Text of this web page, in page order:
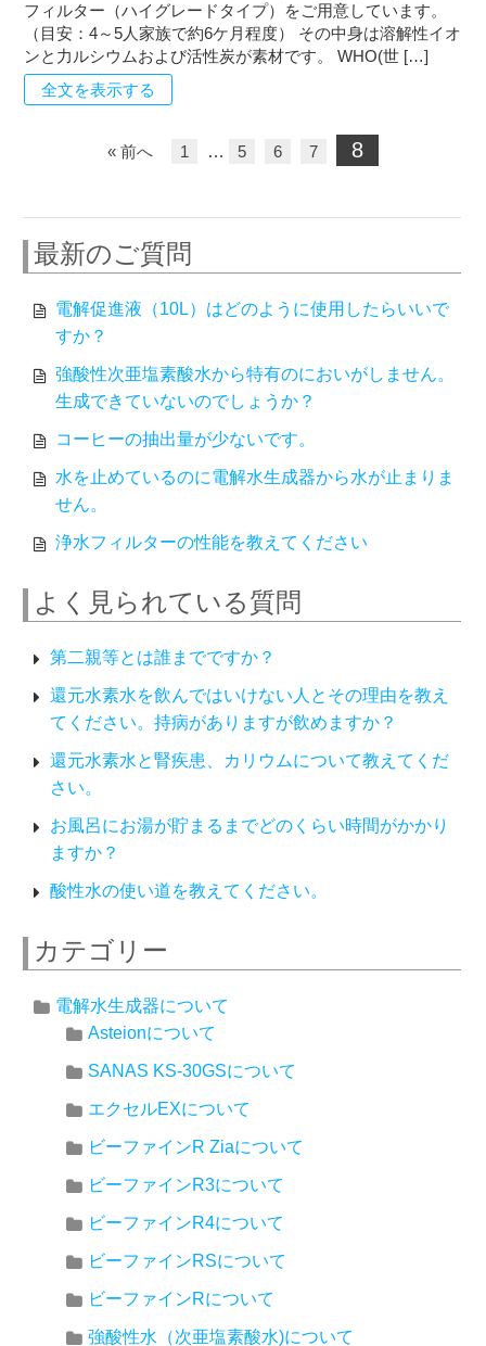
フィルター（ハイグレードタイプ）をご用意しています。
（目安：4～5人家族で約6ケ月程度） その中身は溶解性イオ
ンと力ルシウムおよび活性炭が素材です。 WHO(世 […]
全文を表示する
« 前へ 1 … 5 6 7 8
最新のご質問
電解促進液（10L）はどのように使用したらいいで
すか？
強酸性次亜塩素酸水から特有のにおいがしません。
生成できていないのでしょうか？
コーヒーの抽出量が少ないです。
水を止めているのに電解水生成器から水が止まりま
せん。
浄水フィルターの性能を教えてください
よく見られている質問
第二親等とは誰までですか？
還元水素水を飲んではいけない人とその理由を教え
てください。持病がありますが飲めますか？
還元水素水と腎疾患、カリウムについて教えてくだ
さい。
お風呂にお湯が貯まるまでどのくらい時間がかかり
ますか？
酸性水の使い道を教えてください。
カテゴリー
電解水生成器について
Asteionについて
SANAS KS-30GSについて
エクセルEXについて
ビーファインR Ziaについて
ビーファインR3について
ビーファインR4について
ビーファインRSについて
ビーファインRについて
強酸性水（次亜塩素酸水)について